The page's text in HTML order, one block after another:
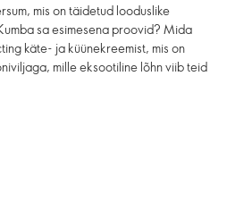
mis on täidetud looduslike
sa esimesena proovid? Mida
käte- ja küünekreemist, mis on
mille eksootiline lõhn viib teid